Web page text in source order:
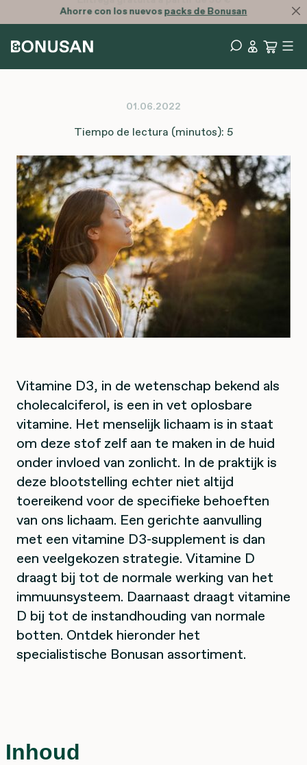
Ahorre con los nuevospacks de Bonusan
01.06.2022
Tiempo de lectura (minutos): 5
Vitamine D3, in de wetenschap bekend als
cholecalciferol, is een in vet oplosbare
vitamine. Het menselijk lichaam is in staat
om deze stof zelf aan te maken in de huid
onder invloed van zonlicht. In de praktijk is
deze blootstelling echter niet altijd
toereikend voor de specifieke behoeften
van ons lichaam. Een gerichte aanvulling
met een vitamine D3-supplement is dan
een veelgekozen strategie. Vitamine D
draagt bij tot de normale werking van het
immuunsysteem. Daarnaast draagt vitamine
D bij tot de instandhouding van normale
botten. Ontdek hieronder het
specialistische Bonusan assortiment.
Inhoud